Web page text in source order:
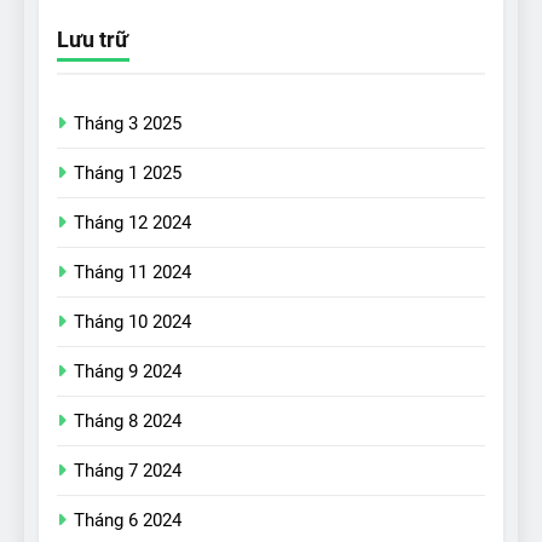
Lưu trữ
Tháng 3 2025
Tháng 1 2025
Tháng 12 2024
Tháng 11 2024
Tháng 10 2024
Tháng 9 2024
Tháng 8 2024
Tháng 7 2024
Tháng 6 2024